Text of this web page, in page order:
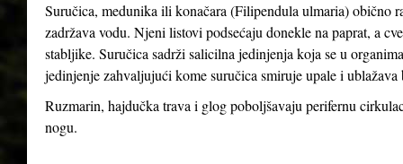
Suručica, medunika ili konačara (Filipendula ulmaria) obično
zadržava vodu. Njeni listovi podsećaju donekle na paprat, a
stabljike. Suručica sadrži salicilna jedinjenja koja se u
jedinjenje zahvaljujući kome suručica smiruje upale i
Ruzmarin, hajdučka trava i glog poboljšavaju perifernu
nogu.